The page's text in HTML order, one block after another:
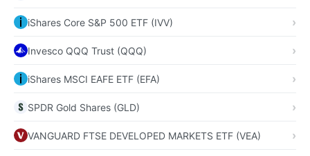
iShares Core S&P 500 ETF (IVV)
Invesco QQQ Trust (QQQ)
iShares MSCI EAFE ETF (EFA)
SPDR Gold Shares (GLD)
VANGUARD FTSE DEVELOPED MARKETS ETF (VEA)